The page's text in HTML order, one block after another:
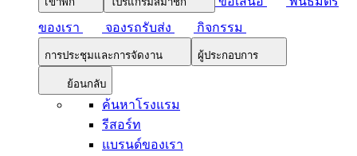
ของเรา
จองรถรับส่ง กิจกรรม
การประชุมและการจัดงาน ผู้ประกอบการ
ย้อนกลับ
ค้นหาโรงแรม
รีสอร์ท
แบรนด์ของเรา